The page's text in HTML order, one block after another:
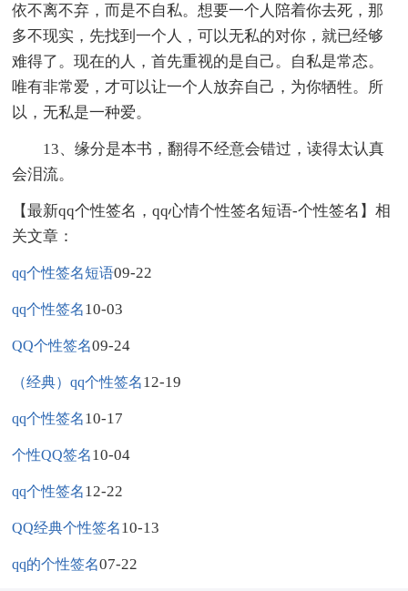
依不离不弃，而是不自私。想要一个人陪着你去死，那
多不现实，先找到一个人，可以无私的对你，就已经够
难得了。现在的人，首先重视的是自己。自私是常态。
唯有非常爱，才可以让一个人放弃自己，为你牺牲。所
以，无私是一种爱。
13、缘分是本书，翻得不经意会错过，读得太认真
会泪流。
【最新qq个性签名，qq心情个性签名短语-个性签名】相
关文章：
qq个性签名短语09-22
qq个性签名10-03
QQ个性签名09-24
（经典）qq个性签名12-19
qq个性签名10-17
个性QQ签名10-04
qq个性签名12-22
QQ经典个性签名10-13
qq的个性签名07-22